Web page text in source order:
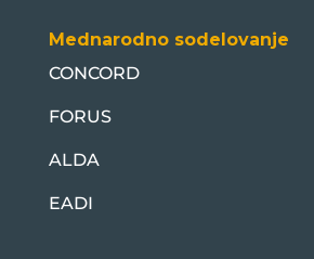
Mednarodno sodelovanje
CONCORD
FORUS
ALDA
EADI